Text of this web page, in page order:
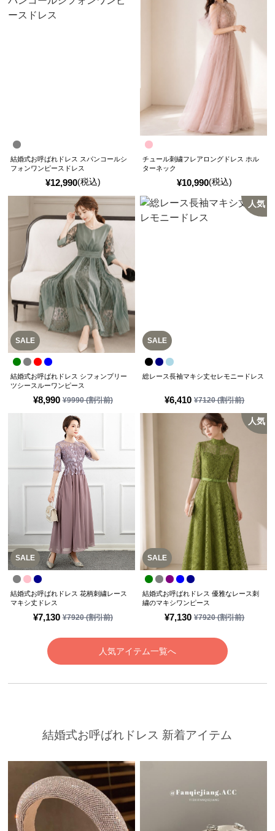
¥12,990(税込)
結婚式お呼ばれドレス スパンコールシ
フォンワンピースドレス
¥10,990(税込)
チュール刺繍フレアロングドレス ホル
ターネック
SALE
¥8,990 ¥9990(割引前)
結婚式お呼ばれドレス シフォンプリー
ツシースルーワンピース
SALE
人気
¥6,410 ¥7120(割引前)
総レース長袖マキシ丈セレモニードレス
SALE
¥7,130 ¥7920(割引前)
結婚式お呼ばれドレス 花柄刺繍レース
マキシ丈ドレス
SALE
人気
¥7,130 ¥7920(割引前)
結婚式お呼ばれドレス 優雅なレース刺
繍のマキシワンピース
人気アイテム一覧へ
結婚式お呼ばれドレス 新着アイテム